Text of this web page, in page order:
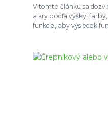
V tomto článku sa
a kry podľa výšky,
funkcie, aby výsledok